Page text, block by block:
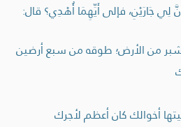
لِي جَارَيْنِ، فإلى أَيِّهِمَا أُهْدِي؟ قال:
من الأرض؛ طوقه من سبع أرضين
أخوالك كان أعظم لأجرك